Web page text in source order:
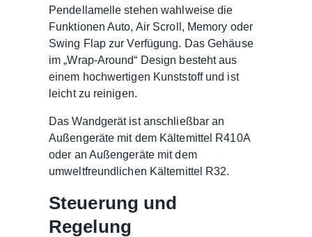
Pendellamelle stehen wahlweise die
Funktionen Auto, Air Scroll, Memory oder
Swing Flap zur Verfügung. Das Gehäuse
im „Wrap-Around“ Design besteht aus
einem hochwertigen Kunststoff und ist
leicht zu reinigen.
Das Wandgerät ist anschließbar an
Außengeräte mit dem Kältemittel R410A
oder an Außengeräte mit dem
umweltfreundlichen Kältemittel R32.
Steuerung und
Regelung